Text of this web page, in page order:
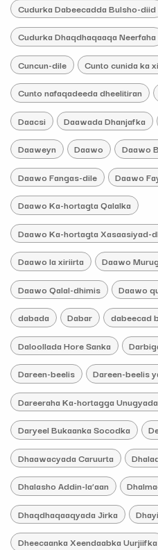
Cudurka Dabeecadda Bulsho-diid
Cudurka Dhaqdhaqaaqa Neerfaha
Cuncun-dile Cunto cunida ka
Cunto nafaqadeeda dheelitiran
Daacsi Daawada Dhanjafka
Daaweyn Daawo Daawo
Daawo Fangas-dile Daawo
Daawo Ka-hortagta Qalalka
Daawo Ka-hortagta Xasaasiyad-
Daawo la xiriirta Daawo
Daawo Qalal-dhimis Daawo
dabada Dabar dabeecad
Daloollada Hore Sanka
Dareen-beelis Dareen-beelis
Dareeraha Ka-hortagga
Daryeel Bukaanka Socodka
Dhaawacyada Caruurta
Dhalasho Addin-la’aan
Dhaqdhaqaaqyada Jirka
Dheecaanka Xeendaabka Uurjiifka